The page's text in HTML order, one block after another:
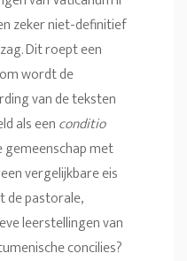
zeker niet-definitief
Dit roept een
wordt de
van de teksten
als eenconditio
met
vergelijkbare eis
pastorale,
leerstellingen van
concilies?